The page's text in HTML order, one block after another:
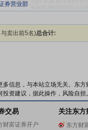
券营业部
卖出前5名)总合计:
信息，与本站立场无关。东
资建议，据此操作，风险自担